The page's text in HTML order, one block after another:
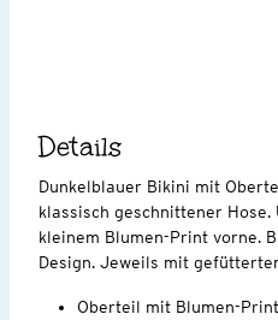
Details
Dunkelblauer Bikini mit
klassisch geschnittener
kleinem Blumen-Print vorne.
Design. Jeweils mit
Oberteil mit Blumen-Print